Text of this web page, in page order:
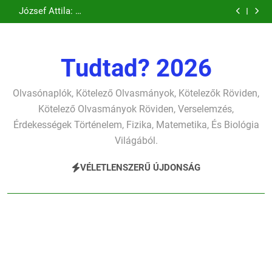
Ugrás
a
verselemzés
szonettje
Mihály: A
József Attila: A
gondolkodó
Tudtad? 2026
Olvasónaplók, Kötelező Olvasmányok, Kötelezők Röviden,
Kötelező Olvasmányok Röviden, Verselemzés,
Érdekességek Történelem, Fizika, Matemetika, És Biológia
Világából.
VÉLETLENSZERŰ ÚJDONSÁG